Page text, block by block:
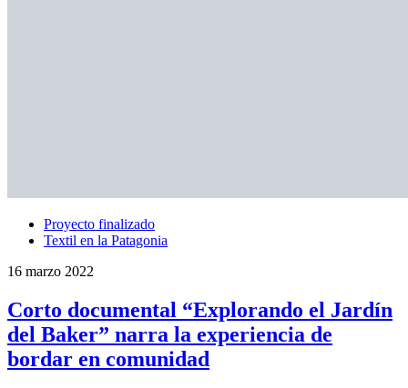
Proyecto finalizado
Textil en la Patagonia
16 marzo 2022
Corto documental “Explorando el Jardín
del Baker” narra la experiencia de
bordar en comunidad